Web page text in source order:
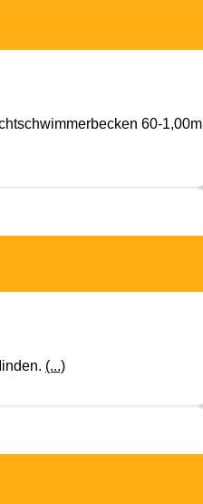
60-1,00m
(...)